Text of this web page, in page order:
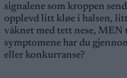
signalene som kroppen
opplevd litt kløe i halsen,
våknet med tett nese,
symptomene har du
eller konkurranse?